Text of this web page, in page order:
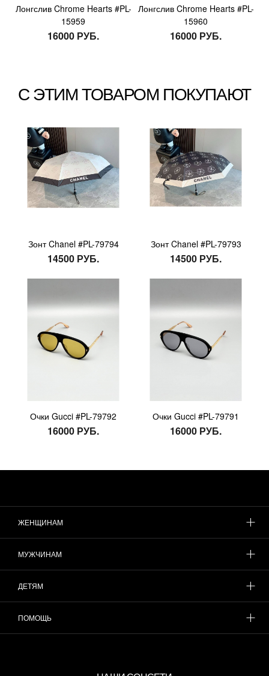
Лонгслив Chrome Hearts #PL-
15959
16000 РУБ.
Лонгслив Chrome Hearts #PL-
15960
16000 РУБ.
С ЭТИМ ТОВАРОМ ПОКУПАЮТ
Зонт Chanel #PL-79794
14500 РУБ.
Зонт Chanel #PL-79793
14500 РУБ.
Очки Gucci #PL-79792
16000 РУБ.
Очки Gucci #PL-79791
16000 РУБ.
ЖЕНЩИНАМ
МУЖЧИНАМ
ДЕТЯМ
ПОМОЩЬ